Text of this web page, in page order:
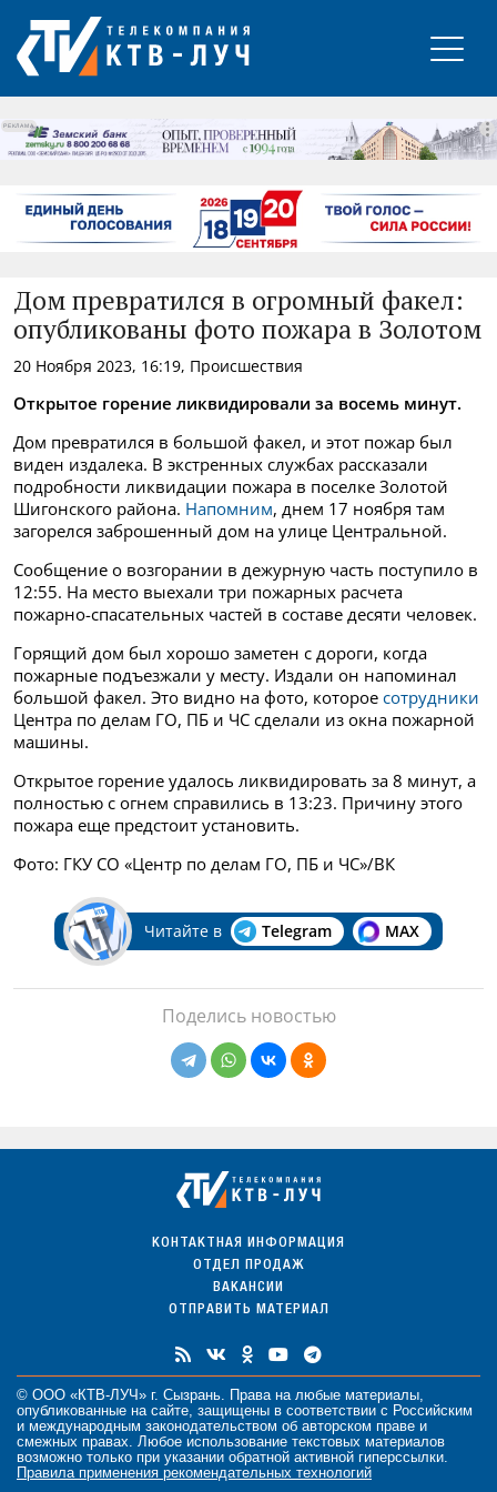
РЕКЛАМА
Дом превратился в огромный факел:
опубликованы фото пожара в Золотом
20 Ноября 2023, 16:19, Происшествия
Открытое горение ликвидировали за восемь минут.
Дом превратился в большой факел, и этот пожар был
виден издалека. В экстренных службах рассказали
подробности ликвидации пожара в поселке Золотой
Шигонского района. Напомним, днем 17 ноября там
загорелся заброшенный дом на улице Центральной.
Сообщение о возгорании в дежурную часть поступило в
12:55. На место выехали три пожарных расчета
пожарно-спасательных частей в составе десяти человек.
Горящий дом был хорошо заметен с дороги, когда
пожарные подъезжали у месту. Издали он напоминал
большой факел. Это видно на фото, которое сотрудники
Центра по делам ГО, ПБ и ЧС сделали из окна пожарной
машины.
Открытое горение удалось ликвидировать за 8 минут, а
полностью с огнем справились в 13:23. Причину этого
пожара еще предстоит установить.
Фото: ГКУ СО «Центр по делам ГО, ПБ и ЧС»/ВК
Читайте в Telegram MAX
Поделись новостью
КОНТАКТНАЯ ИНФОРМАЦИЯ
ОТДЕЛ ПРОДАЖ
ВАКАНСИИ
ОТПРАВИТЬ МАТЕРИАЛ
© ООО «КТВ-ЛУЧ» г. Сызрань. Права на любые материалы
опубликованные на сайте, защищены в соответствии с Российским
и международным законодательством об авторском праве и
смежных правах. Любое использование текстовых материалов
возможно только при указании обратной активной гиперссылки.
Правила применения рекомендательных технологий